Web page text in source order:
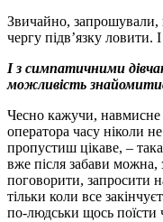
Звичайно, запрошували,
чергу підв’язку ловити.
І з симпатичними
можливість
Чесно кажучи, навмисне
оператора часу ніколи
пропустиш цікаве, –
вже після забави можна,
поговорити, запросити
тільки коли все
по-людськи щось